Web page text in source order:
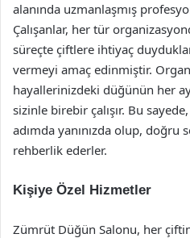
alanında uzmanlaşmış
Çalışanlar, her tür
süreçte çiftlere ihtiyaç
vermeyi amaç edinmiştir.
hayallerinizdeki düğünün her
sizinle birebir çalışır. Bu sayede,
adımda yanınızda olup, doğru
rehberlik ederler.
Kişiye Özel Hizmetler
Zümrüt Düğün Salonu, her